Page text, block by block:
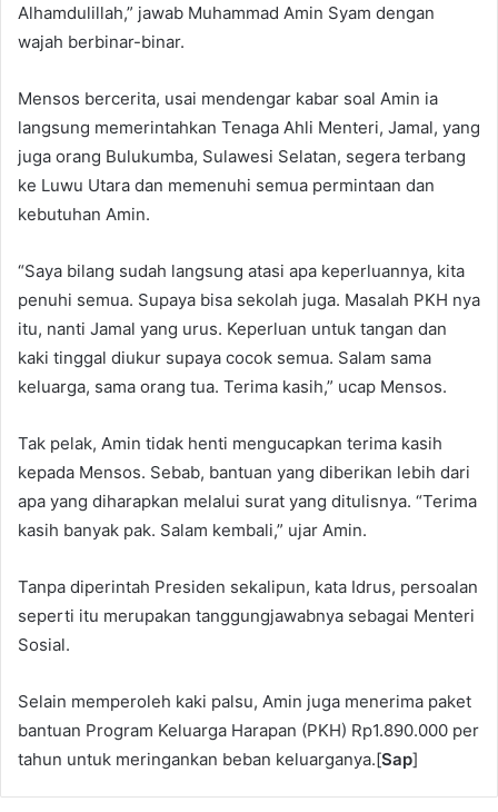
Alhamdulillah,” jawab Muhammad Amin Syam dengan
wajah berbinar-binar.
Mensos bercerita, usai mendengar kabar soal Amin ia
langsung memerintahkan Tenaga Ahli Menteri, Jamal, yang
juga orang Bulukumba, Sulawesi Selatan, segera terbang
ke Luwu Utara dan memenuhi semua permintaan dan
kebutuhan Amin.
“Saya bilang sudah langsung atasi apa keperluannya, kita
penuhi semua. Supaya bisa sekolah juga. Masalah PKH nya
itu, nanti Jamal yang urus. Keperluan untuk tangan dan
kaki tinggal diukur supaya cocok semua. Salam sama
keluarga, sama orang tua. Terima kasih,” ucap Mensos.
Tak pelak, Amin tidak henti mengucapkan terima kasih
kepada Mensos. Sebab, bantuan yang diberikan lebih dari
apa yang diharapkan melalui surat yang ditulisnya. “Terima
kasih banyak pak. Salam kembali,” ujar Amin.
Tanpa diperintah Presiden sekalipun, kata Idrus, persoalan
seperti itu merupakan tanggungjawabnya sebagai Menteri
Sosial.
Selain memperoleh kaki palsu, Amin juga menerima paket
bantuan Program Keluarga Harapan (PKH) Rp1.890.000 per
tahun untuk meringankan beban keluarganya.[Sap]